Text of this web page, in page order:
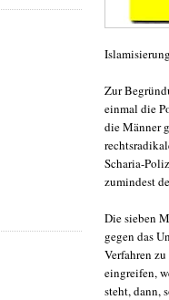
Zur
einmal die
die Männer
Scharia-
zumindest
Die sieben
gegen das
Verfahren
eingreifen,
steht, dann,